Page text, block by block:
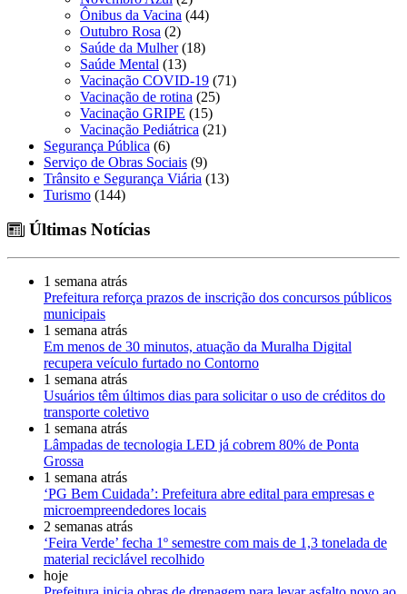
Ônibus da Vacina (44)
Outubro Rosa (2)
Saúde da Mulher(18)
Saúde Mental (13)
Vacinação COVID-19 (71)
Vacinação de rotina (25)
Vacinação GRIPE (15)
Vacinação Pediátrica (21)
Segurança Pública (6)
Serviço de Obras Sociais (9)
Trânsito e Segurança Viária (13)
Turismo (144)
Últimas Notícias
1 semana atrás
Prefeitura reforça prazos de inscrição dos concursos públicos
municipais
1 semana atrás
Em menos de 30 minutos, atuação da Muralha Digital
recupera veículo furtado no Contorno
1 semana atrás
Usuários têm últimos dias para solicitar o uso de créditos do
transporte coletivo
1 semana atrás
Lâmpadas de tecnologia LED já cobrem 80% de Ponta
Grossa
1 semana atrás
‘PG Bem Cuidada’: Prefeitura abre edital para empresas e
microempreendedores locais
2 semanas atrás
‘Feira Verde’ fecha 1º semestre com mais de 1,3 tonelada de
material reciclável recolhido
hoje